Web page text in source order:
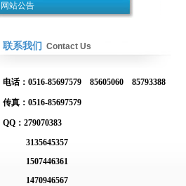
网站公告
联系我们 Contact Us
电话：0516-85697579 85605060 85793388
传真：0516-85697579
QQ：279070383
3135645357
1507446361
1470946567